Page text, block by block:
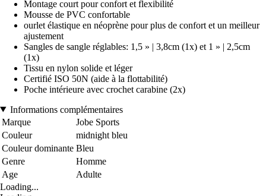
Montage court pour confort et flexibilité
Mousse de PVC confortable
ourlet élastique en néoprène pour plus de confort et un meilleur
ajustement
Sangles de sangle réglables: 1,5 » | 3,8cm (1x) et 1 » | 2,5cm
(1x)
Tissu en nylon solide et léger
Certifié ISO 50N (aide à la flottabilité)
Poche intérieure avec crochet carabine (2x)
Informations complémentaires
Marque
Jobe Sports
Couleur
midnight bleu
Couleur dominante Bleu
Genre
Homme
Age
Adulte
Loading...